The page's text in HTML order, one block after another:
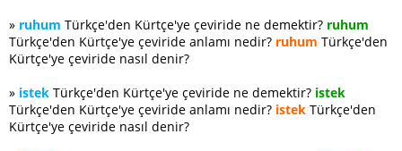
» ruhum Türkçe'den Kürtçe'ye çeviride ne demektir? ruhum
Türkçe'den Kürtçe'ye çeviride anlamı nedir? ruhum Türkçe'den
Kürtçe'ye çeviride nasıl denir?
» istek Türkçe'den Kürtçe'ye çeviride ne demektir? istek
Türkçe'den Kürtçe'ye çeviride anlamı nedir? istek Türkçe'den
Kürtçe'ye çeviride nasıl denir?